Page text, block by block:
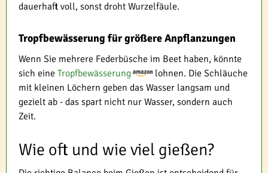
dauerhaft voll, sonst droht Wurzelfäule.
Tropfbewässerung für größere Anpflanzungen
Wenn Sie mehrere Federbüsche im Beet haben, könnte
sich eine Tropfbewässerung
lohnen. Die Schläuche
mit kleinen Löchern geben das Wasser langsam und
gezielt ab - das spart nicht nur Wasser, sondern auch
Zeit.
Wie oft und wie viel gießen?